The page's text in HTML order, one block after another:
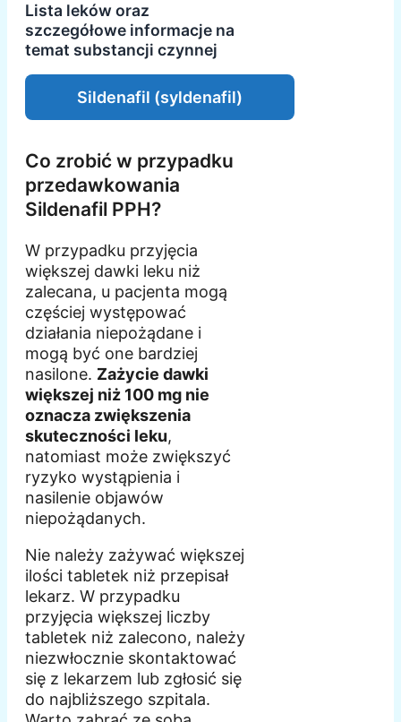
Lista leków oraz
szczegółowe informacje na
temat substancji czynnej
Sildenafil (syldenafil)
Co zrobić w przypadku
przedawkowania
Sildenafil PPH?
W przypadku przyjęcia
większej dawki leku niż
zalecana, u pacjenta mogą
częściej występować
działania niepożądane i
mogą być one bardziej
nasilone. Zażycie dawki
większej niż 100 mg nie
oznacza zwiększenia
skuteczności leku,
natomiast może zwiększyć
ryzyko wystąpienia i
nasilenie objawów
niepożądanych.
Nie należy zażywać większej
ilości tabletek niż przepisał
lekarz. W przypadku
przyjęcia większej liczby
tabletek niż zalecono, należy
niezwłocznie skontaktować
się z lekarzem lub zgłosić się
do najbliższego szpitala.